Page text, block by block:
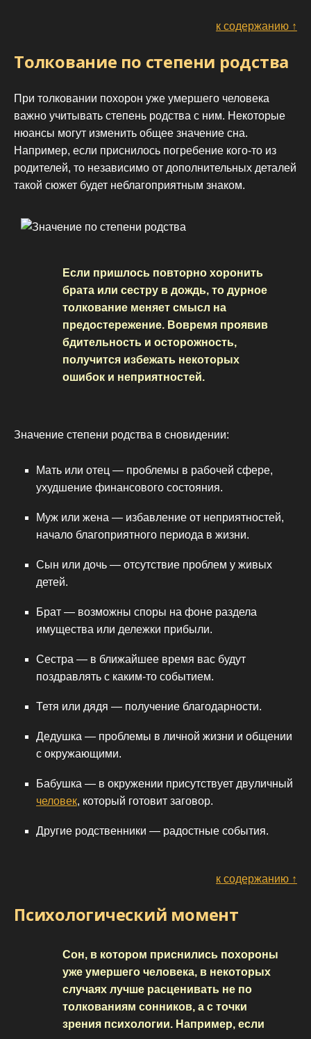
к содержанию ↑
Толкование по степени родства
При толковании похорон уже умершего человека
важно учитывать степень родства с ним. Некоторые
нюансы могут изменить общее значение сна.
Например, если приснилось погребение кого-то из
родителей, то независимо от дополнительных деталей
такой сюжет будет неблагоприятным знаком.
Если пришлось повторно хоронить
брата или сестру в дождь, то дурное
толкование меняет смысл на
предостережение. Вовремя проявив
бдительность и осторожность,
получится избежать некоторых
ошибок и неприятностей.
Значение степени родства в сновидении:
Мать или отец — проблемы в рабочей сфере,
ухудшение финансового состояния.
Муж или жена — избавление от неприятностей,
начало благоприятного периода в жизни.
Сын или дочь — отсутствие проблем у живых
детей.
Брат — возможны споры на фоне раздела
имущества или дележки прибыли.
Сестра — в ближайшее время вас будут
поздравлять с каким-то событием.
Тетя или дядя — получение благодарности.
Дедушка — проблемы в личной жизни и общении
с окружающими.
Бабушка — в окружении присутствует двуличный
человек, который готовит заговор.
Другие родственники — радостные события.
к содержанию ↑
Психологический момент
Сон, в котором приснились похороны
уже умершего человека, в некоторых
случаях лучше расценивать не по
толкованиям сонников, а с точки
зрения психологии. Например, если